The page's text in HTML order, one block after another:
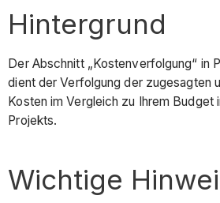
Hintergrund
Der Abschnitt „Kostenverfolgung“ in
dient der Verfolgung der zugesagten
Kosten im Vergleich zu Ihrem Budget
Projekts.
Wichtige